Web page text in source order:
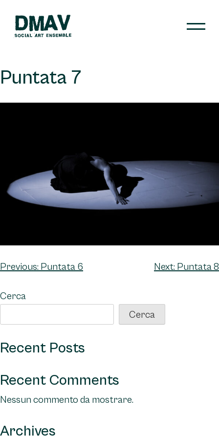
content
Puntata 7
Navigazione
Previous: Puntata 6 Next: Puntata 8
Cerca
Cerca
Recent Posts
Recent Comments
Nessun commento da mostrare.
Archives